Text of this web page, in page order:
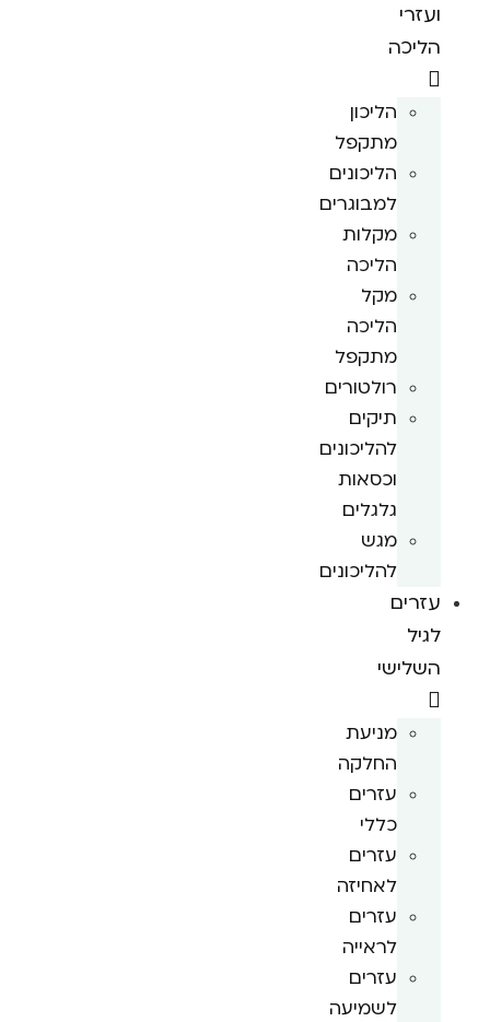
ועזרי
הליכה
הליכון
מתקפל
הליכונים
למבוגרים
מקלות
הליכה
מקל
הליכה
מתקפל
רולטורים
תיקים
להליכונים
וכסאות
גלגלים
מגש
להליכונים
עזרים
לגיל
השלישי
מניעת
החלקה
עזרים
כללי
עזרים
לאחיזה
עזרים
לראייה
עזרים
לשמיעה